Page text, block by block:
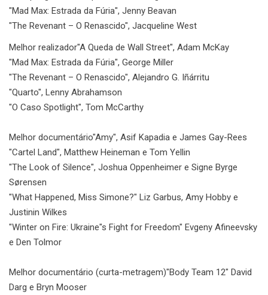
"Mad Max: Estrada da Fúria", Jenny Beavan
"The Revenant – O Renascido", Jacqueline West
Melhor realizador"A Queda de Wall Street", Adam McKay
"Mad Max: Estrada da Fúria", George Miller
"The Revenant – O Renascido", Alejandro G. Iñárritu
"Quarto", Lenny Abrahamson
"O Caso Spotlight", Tom McCarthy
Melhor documentário"Amy", Asif Kapadia e James Gay-Rees
"Cartel Land", Matthew Heineman e Tom Yellin
"The Look of Silence", Joshua Oppenheimer e Signe Byrge
Sørensen
"What Happened, Miss Simone?" Liz Garbus, Amy Hobby e
Justinin Wilkes
"Winter on Fire: Ukraine"s Fight for Freedom" Evgeny Afineevsky
e Den Tolmor
Melhor documentário (curta-metragem)"Body Team 12" David
Darg e Bryn Mooser